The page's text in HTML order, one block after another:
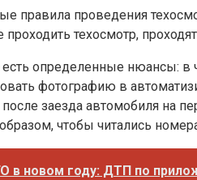
правила проведения
техосмотр,
определенные нюансы: в
фотографию в
заезда автомобиля на
чтобы читались
в новом году: ДТП по